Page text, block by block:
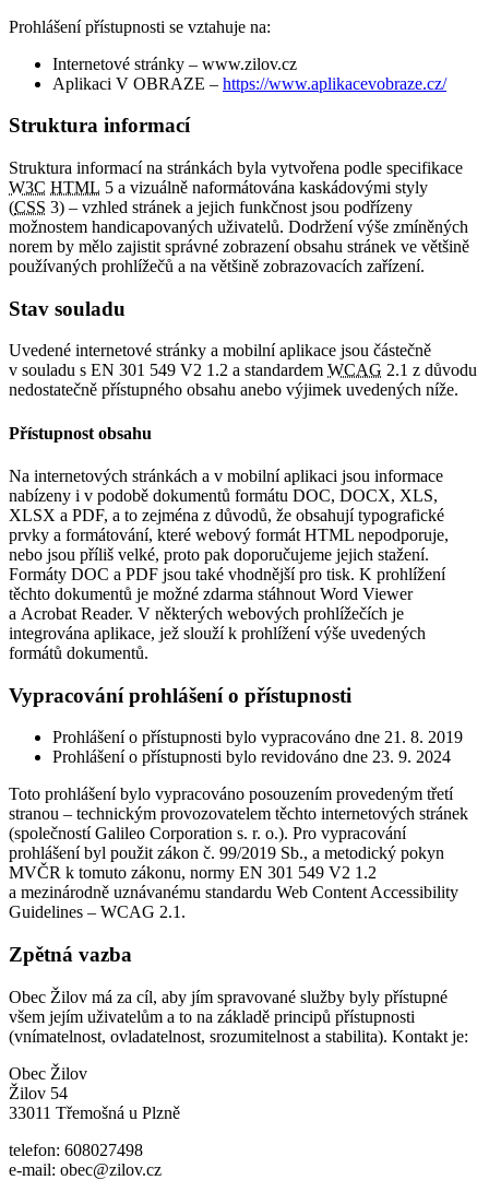
Prohlášení přístupnosti se vztahuje na:
Internetové stránky – www.zilov.cz
Aplikaci V OBRAZE – https://www.aplikacevobraze.cz/
Struktura informací
Struktura informací na stránkách byla vytvořena podle specifikace
W3C HTML 5 a vizuálně naformátována kaskádovými styly
(CSS 3) – vzhled stránek a jejich funkčnost jsou podřízeny
možnostem handicapovaných uživatelů. Dodržení výše zmíněných
norem by mělo zajistit správné zobrazení obsahu stránek ve většině
používaných prohlížečů a na většině zobrazovacích zařízení.
Stav souladu
Uvedené internetové stránky a mobilní aplikace jsou částečně
v souladu s EN 301 549 V2 1.2 a standardem WCAG 2.1 z důvodu
nedostatečně přístupného obsahu anebo výjimek uvedených níže.
Přístupnost obsahu
Na internetových stránkách a v mobilní aplikaci jsou informace
nabízeny i v podobě dokumentů formátu DOC, DOCX, XLS,
XLSX a PDF, a to zejména z důvodů, že obsahují typografické
prvky a formátování, které webový formát HTML nepodporuje,
nebo jsou příliš velké, proto pak doporučujeme jejich stažení.
Formáty DOC a PDF jsou také vhodnější pro tisk. K prohlížení
těchto dokumentů je možné zdarma stáhnout Word Viewer
a Acrobat Reader. V některých webových prohlížečích je
integrována aplikace, jež slouží k prohlížení výše uvedených
formátů dokumentů.
Vypracování prohlášení o přístupnosti
Prohlášení o přístupnosti bylo vypracováno dne 21. 8. 2019
Prohlášení o přístupnosti bylo revidováno dne 23. 9. 2024
Toto prohlášení bylo vypracováno posouzením provedeným třetí
stranou – technickým provozovatelem těchto internetových stránek
(společností Galileo Corporation s. r. o.). Pro vypracování
prohlášení byl použit zákon č. 99/2019 Sb., a metodický pokyn
MVČR k tomuto zákonu, normy EN 301 549 V2 1.2
a mezinárodně uznávanému standardu Web Content Accessibility
Guidelines – WCAG 2.1.
Zpětná vazba
Obec Žilov má za cíl, aby jím spravované služby byly přístupné
všem jejím uživatelům a to na základě principů přístupnosti
(vnímatelnost, ovladatelnost, srozumitelnost a stabilita). Kontakt je:
Obec Žilov
Žilov 54
33011 Třemošná u Plzně
telefon: 608027498
e-mail: obec@zilov.cz